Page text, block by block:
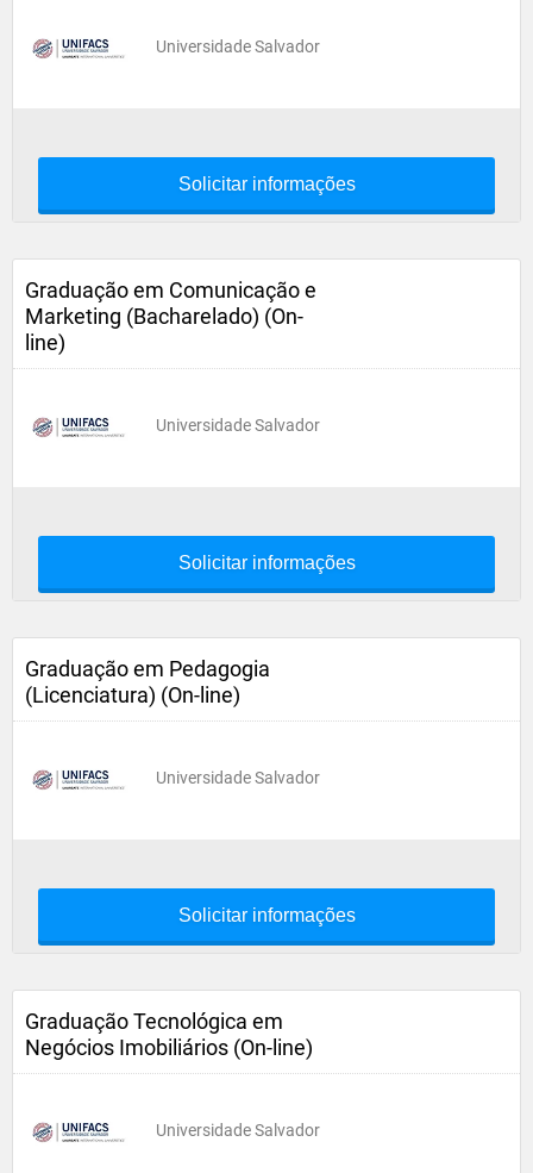
Universidade Salvador
Solicitar informações
Graduação em Comunicação e
Marketing (Bacharelado) (On-
line)
Universidade Salvador
Solicitar informações
Graduação em Pedagogia
(Licenciatura) (On-line)
Universidade Salvador
Solicitar informações
Graduação Tecnológica em
Negócios Imobiliários (On-line)
Universidade Salvador